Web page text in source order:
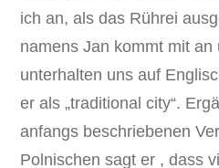
ich an, als das Rührei
namens Jan kommt mit
unterhalten uns auf
er als „traditional city“.
anfangs beschriebenen
Polnischen sagt er , dass